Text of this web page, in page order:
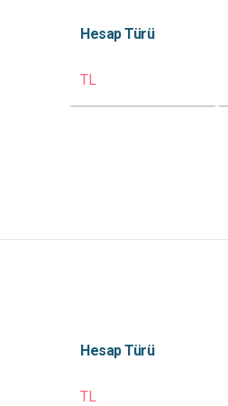
Hesap Türü
TL
Hesap Türü
TL